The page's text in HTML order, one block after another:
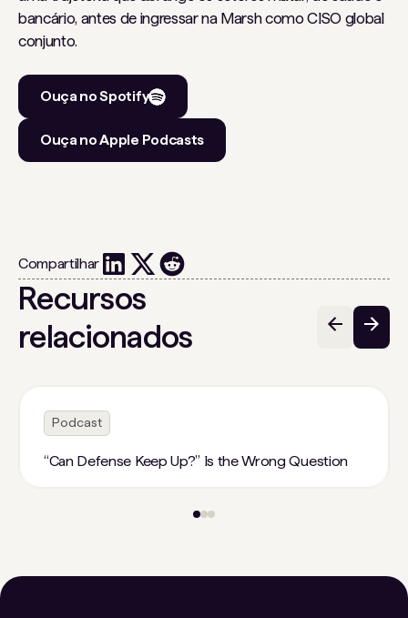
bancário, antes de ingressar na Marsh como CISO global
conjunto.
Ouça no Spotify
Ouça no Apple Podcasts
Compartilhar
Recursos
relacionados
Podcast
“Can Defense Keep Up?” Is the Wrong Question